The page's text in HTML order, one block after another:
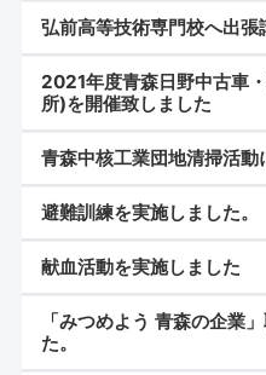
弘前高等技術専門校へ出張
2021年度青森日野中古車
所)を開催致しました
青森中核工業団地清掃活動
避難訓練を実施しました。
献血活動を実施しました
「みつめよう 青森の企業
た。